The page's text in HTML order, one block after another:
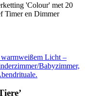
'Colour' met 20
Timer en Dimmer